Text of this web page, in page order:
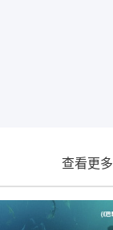
查看更多